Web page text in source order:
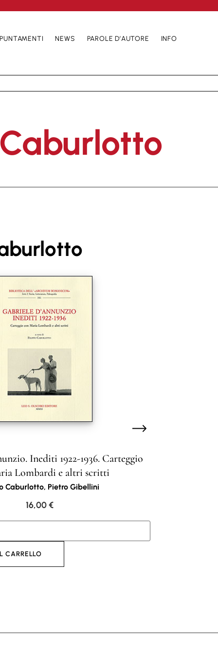
NEWS PAROLE D’AUTORE INFO
Inediti 1922-1936. Carteggio
Lombardi e altri scritti
Caburlotto, Pietro Gibellini
16,00€
CARRELLO